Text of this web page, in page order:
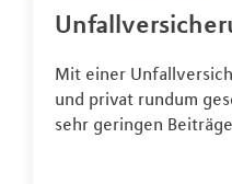
Mit einer
und privat rundum
sehr geringen